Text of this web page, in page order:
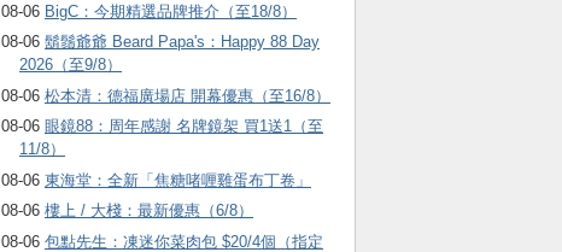
08-06 BigC：今期精選品牌推介（至18/8）
08-06 鬍鬚爺爺 Beard Papa's：Happy 88 Day
2026（至9/8）
08-06 松本清：德福廣場店 開幕優惠（至16/8）
08-06 眼鏡88：周年感謝 名牌鏡架 買1送1（至
11/8）
08-06 東海堂：全新「焦糖啫喱雞蛋布丁卷」
08-06 樓上 / 大棧：最新優惠（6/8）
08-06 包點先生：凍迷你菜肉包 $20/4個（指定